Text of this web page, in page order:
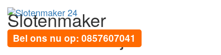
Bel ons nu op: 0857607041
Slotenmaker
Waterlandkerkje